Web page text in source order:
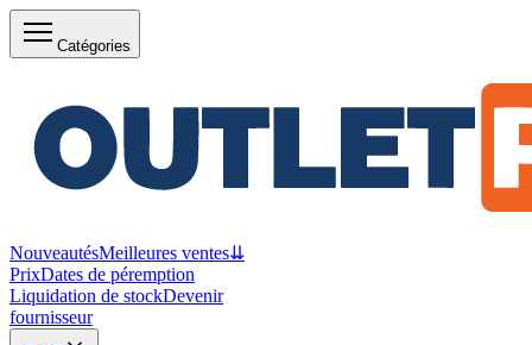
Catégories
NouveautésMeilleures ventes⇊
PrixDates de péremption
Liquidation de stockDevenir
fournisseur